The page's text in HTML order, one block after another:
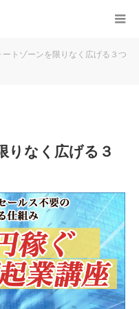
ートゾーンを限りなく広げる３つ
りなく広げる３